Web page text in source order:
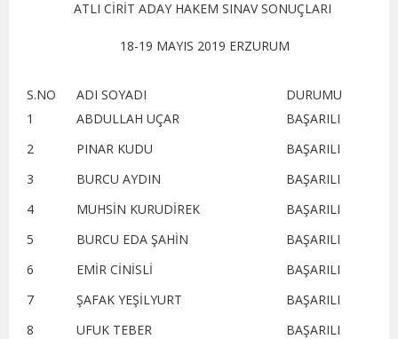
ATLI CİRİT ADAY HAKEM SINAV SONUÇLARI
18-19 MAYIS 2019 ERZURUM
S.NO ADI SOYADI
DURUMU
1
ABDULLAH UÇAR
BAŞARILI
2
PINAR KUDU
BAŞARILI
3
BURCU AYDIN
BAŞARILI
4
MUHSİN KURUDİREK
BAŞARILI
5
BURCU EDA ŞAHİN
BAŞARILI
6
EMİR CİNİSLİ
BAŞARILI
7
ŞAFAK YEŞİLYURT
BAŞARILI
8
UFUK TEBER
BAŞARILI